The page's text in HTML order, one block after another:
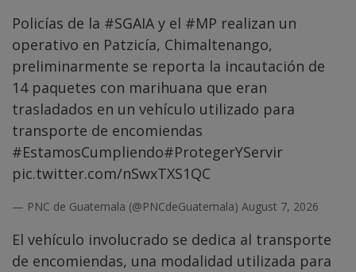
Policías de la #SGAIA y el #MP realizan un
operativo en Patzicía, Chimaltenango,
preliminarmente se reporta la incautación de
14 paquetes con marihuana que eran
trasladados en un vehículo utilizado para
transporte de encomiendas
#EstamosCumpliendo#ProtegerYServir
pic.twitter.com/nSwxTXS1QC
— PNC de Guatemala (@PNCdeGuatemala) August 7, 2026
El vehículo involucrado se dedica al transporte
de encomiendas, una modalidad utilizada para